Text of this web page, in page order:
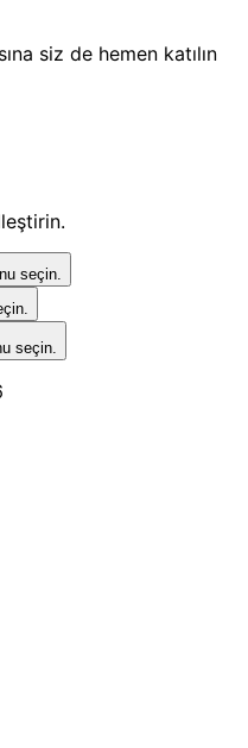
siz de hemen katılın
seçin.
seçin.